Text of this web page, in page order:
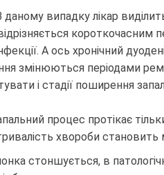
даному випадку лікар
короткочасним
А ось хронічний
змінюються періодами
і стадії поширення
процес протікає
хвороби становить
стоншується, в